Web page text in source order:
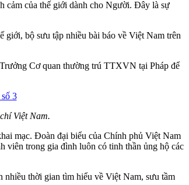
cảm của thế giới dành cho Người. Đây là sự
giới, bộ sưu tập nhiều bài báo về Việt Nam trên
Cơ quan thường trú TTXVN tại Pháp để
Việt Nam.
mạc. Đoàn đại biểu của Chính phủ Việt Nam
viên trong gia đình luôn có tinh thần ủng hộ các
nhiều thời gian tìm hiểu về Việt Nam, sưu tầm